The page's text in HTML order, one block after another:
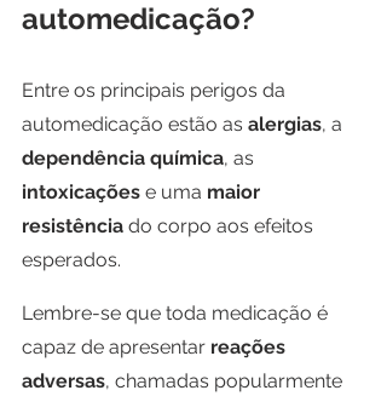
automedicação?
Entre os principais perigos da
automedicação estão as alergias, a
dependência química, as
intoxicações e uma maior
resistência do corpo aos efeitos
esperados.
Lembre-se que toda medicação é
capaz de apresentar reações
adversas, chamadas popularmente